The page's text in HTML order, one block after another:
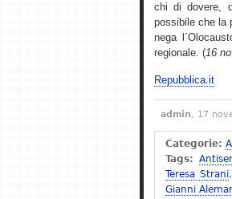
chi di dovere,
possibile che la
nega
regionale. (16
Repubblica.it
admin, 17
Categorie:
Tags:
Teresa Strani,
Gianni